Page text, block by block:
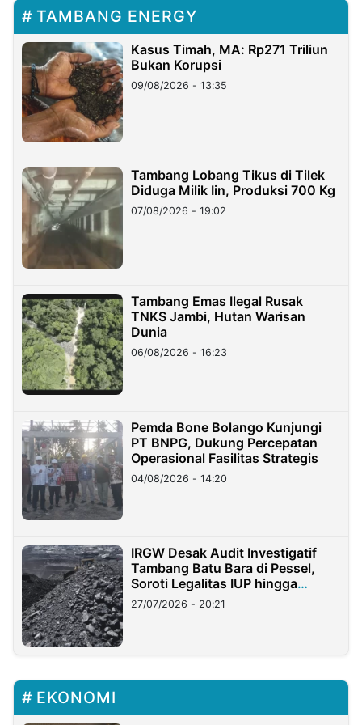
TAMBANG ENERGY
Kasus Timah, MA: Rp271 Triliun
Bukan Korupsi
09/08/2026 - 13:35
Tambang Lobang Tikus di Tilek
Diduga Milik Iin, Produksi 700 Kg
07/08/2026 - 19:02
Tambang Emas Ilegal Rusak
TNKS Jambi, Hutan Warisan
Dunia
06/08/2026 - 16:23
Pemda Bone Bolango Kunjungi
PT BNPG, Dukung Percepatan
Operasional Fasilitas Strategis
04/08/2026 - 14:20
IRGW Desak Audit Investigatif
Tambang Batu Bara di Pessel,
Soroti Legalitas IUP hingga
Stockpile
27/07/2026 - 20:21
EKONOMI